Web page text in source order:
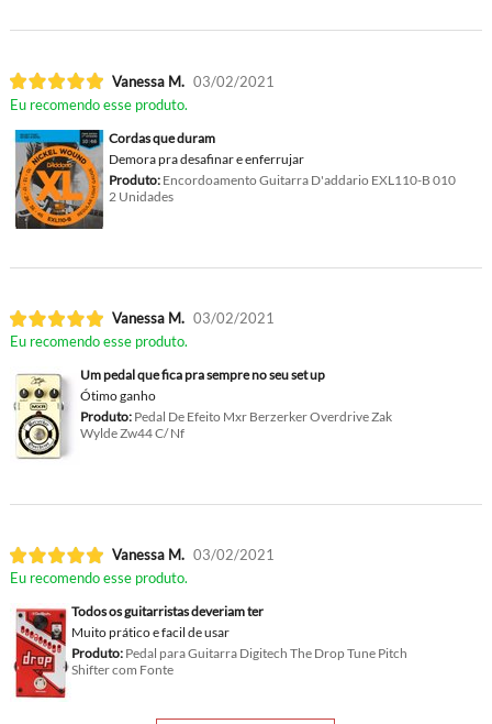
Vanessa M. 03/02/2021
Eu recomendo esse produto.
Cordas que duram
Demora pra desafinar e enferrujar
Produto:Encordoamento Guitarra D'addario EXL110-B 010
2 Unidades
Vanessa M. 03/02/2021
Eu recomendo esse produto.
Um pedal que fica pra sempre no seu set up
Ótimo ganho
Produto:Pedal De Efeito Mxr Berzerker Overdrive Zak
Wylde Zw44 C/ Nf
Vanessa M. 03/02/2021
Eu recomendo esse produto.
Todos os guitarristas deveriam ter
Muito prático e facil de usar
Produto:Pedal para Guitarra Digitech The Drop Tune Pitch
Shifter com Fonte